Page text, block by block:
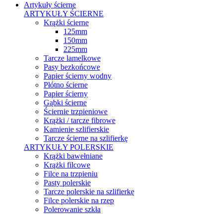
Artykuły ścierne
ARTYKUŁY ŚCIERNE
Krążki ścierne
125mm
150mm
225mm
Tarcze lamelkowe
Pasy bezkońcowe
Papier ścierny wodny
Płótno ścierne
Papier ścierny
Gąbki ścierne
Ściernie trzpieniowe
Krążki / tarcze fibrowe
Kamienie szlifierskie
Tarcze ścierne na szlifierkę
ARTYKUŁY POLERSKIE
Krążki bawełniane
Krążki filcowe
Filce na trzpieniu
Pasty polerskie
Tarcze polerskie na szlifierkę
Filce polerskie na rzep
Polerowanie szkła